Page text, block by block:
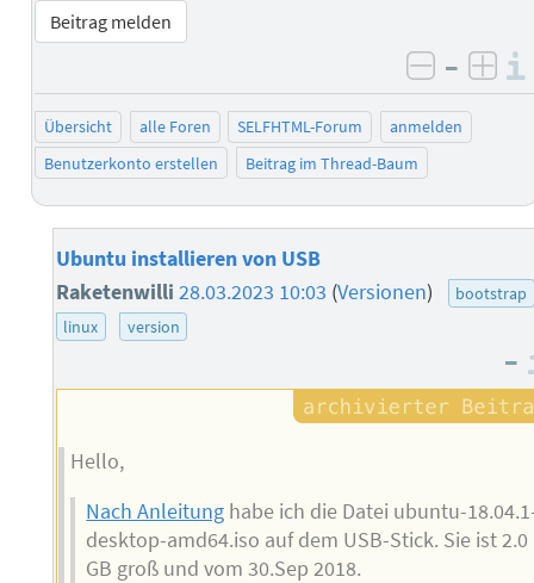
Beitrag melden
negativ
–
Übersicht alle Foren SELFHTML-Forum
anmelden
Benutzerkonto erstellen
Beitrag im Thread-Baum
Ubuntu installieren von USB
Raketenwilli 28.03.2023 10:03 (Versionen)
bootstrap
linux
version
–
Hello,
Nach Anleitung habe ich die Datei ubuntu-
desktop-amd64.iso auf dem USB-Stick. Sie ist 2.0
GB groß und vom 30.Sep 2018.